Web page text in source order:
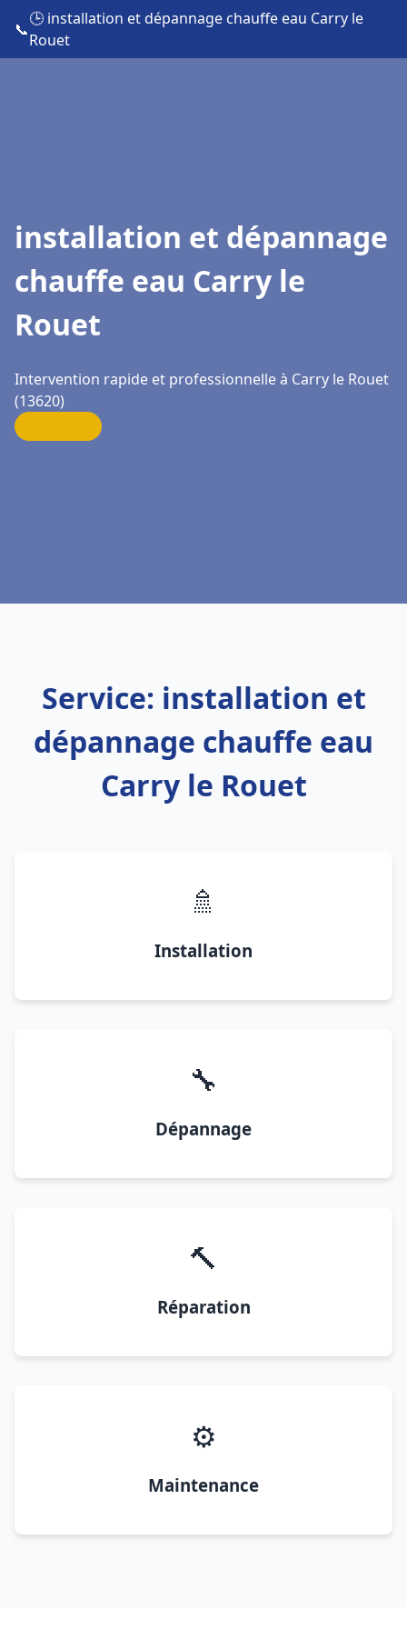
📞
🕒 installation et dépannage chauffe eau Carry le
Rouet
installation et dépannage
chauffe eau Carry le
Rouet
Intervention rapide et professionnelle à Carry le Rouet
(13620)
Service: installation et
dépannage chauffe eau
Carry le Rouet
🚿
Installation
🔧
Dépannage
🔨
Réparation
⚙️
Maintenance